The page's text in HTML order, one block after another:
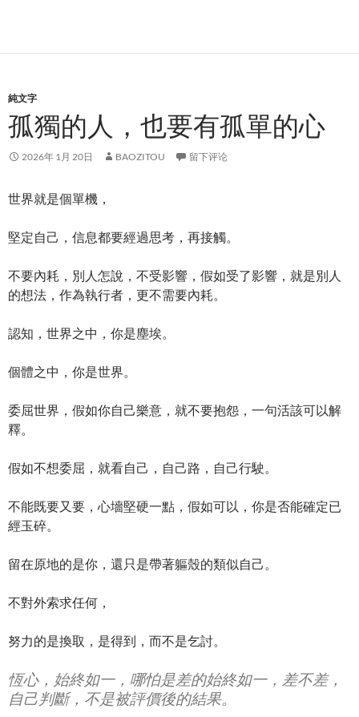
純文字
孤獨的人，也要有孤單的心
2026年 1月 20日 BAOZITOU 留下评论
世界就是個單機，
堅定自己，信息都要經過思考，再接觸。
不要內耗，別人怎說，不受影響，假如受了影響，就是別人
的想法，作為執行者，更不需要內耗。
認知，世界之中，你是塵埃。
個體之中，你是世界。
委屈世界，假如你自己樂意，就不要抱怨，一句活該可以解
釋。
假如不想委屈，就看自己，自己路，自己行駛。
不能既要又要，心墻堅硬一點，假如可以，你是否能確定已
經玉碎。
留在原地的是你，還只是帶著軀殼的類似自己。
不對外索求任何，
努力的是換取，是得到，而不是乞討。
恆心，始終如一，哪怕是差的始終如一，差不差，
自己判斷，不是被評價後的結果。